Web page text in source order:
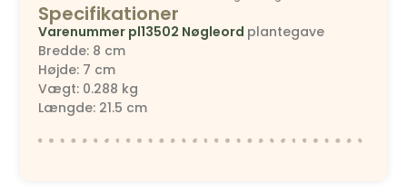
Specifikationer
Varenummer pl13502 Nøgleord plantegave
Bredde: 8 cm
Højde: 7 cm
Vægt: 0.288 kg
Længde: 21.5 cm